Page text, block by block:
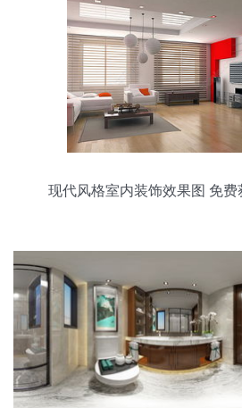
现代风格室内装饰效果图 免